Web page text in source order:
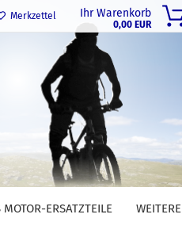
Merkzettel Ihr Warenkorb
0,00 EUR
MOTOR-ERSATZTEILE WEITERE